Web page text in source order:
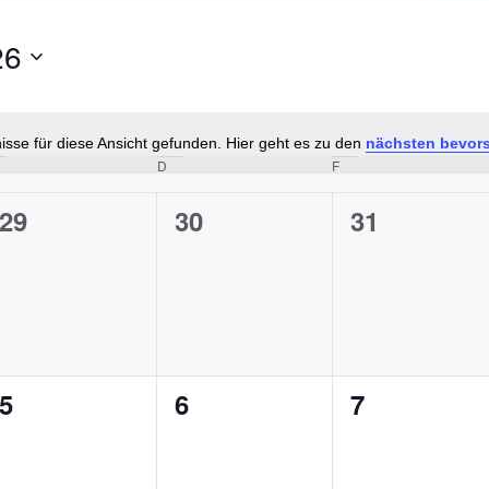
Hinweis
für diese Ansicht gefunden. Hier geht es zu den nächsten
D F
0
29
0
30
0
31
0
5
0
6
0
7